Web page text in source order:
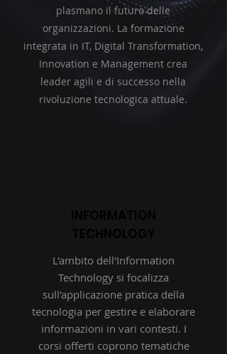
plasmano il futuro delle
organizzazioni. La formazione
integrata in IT, Digital Transformation,
Innovation e Management crea
leader agili e di successo nella
rivoluzione tecnologica attuale.
L'ambito dell'Information
Technology si focalizza
sull'applicazione pratica della
tecnologia per gestire e elaborare
informazioni in vari contesti. I
corsi offerti coprono tematiche